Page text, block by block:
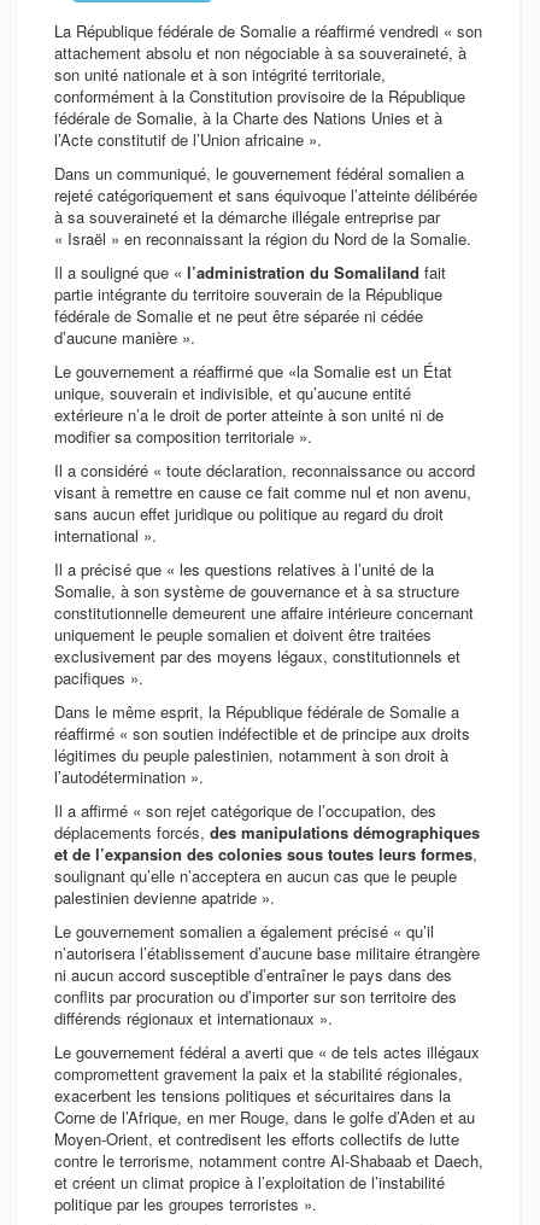
La République fédérale de Somalie a réaffirmé vendredi « son
attachement absolu et non négociable à sa souveraineté, à
son unité nationale et à son intégrité territoriale,
conformément à la Constitution provisoire de la République
fédérale de Somalie, à la Charte des Nations Unies et à
l’Acte constitutif de l’Union africaine ».
Dans un communiqué, le gouvernement fédéral somalien a
rejeté catégoriquement et sans équivoque l’atteinte délibérée
à sa souveraineté et la démarche illégale entreprise par
« Israël » en reconnaissant la région du Nord de la Somalie.
Il a souligné que « l’administration du Somaliland fait
partie intégrante du territoire souverain de la République
fédérale de Somalie et ne peut être séparée ni cédée
d’aucune manière ».
Le gouvernement a réaffirmé que «la Somalie est un État
unique, souverain et indivisible, et qu’aucune entité
extérieure n’a le droit de porter atteinte à son unité ni de
modifier sa composition territoriale ».
Il a considéré « toute déclaration, reconnaissance ou accord
visant à remettre en cause ce fait comme nul et non avenu,
sans aucun effet juridique ou politique au regard du droit
international ».
Il a précisé que « les questions relatives à l’unité de la
Somalie, à son système de gouvernance et à sa structure
constitutionnelle demeurent une affaire intérieure concernant
uniquement le peuple somalien et doivent être traitées
exclusivement par des moyens légaux, constitutionnels et
pacifiques ».
Dans le même esprit, la République fédérale de Somalie a
réaffirmé « son soutien indéfectible et de principe aux droits
légitimes du peuple palestinien, notamment à son droit à
l’autodétermination ».
Il a affirmé « son rejet catégorique de l’occupation, des
déplacements forcés, des manipulations démographiques
et de l’expansion des colonies sous toutes leurs formes,
soulignant qu’elle n’acceptera en aucun cas que le peuple
palestinien devienne apatride ».
Le gouvernement somalien a également précisé « qu’il
n’autorisera l’établissement d’aucune base militaire étrangère
ni aucun accord susceptible d’entraîner le pays dans des
conflits par procuration ou d’importer sur son territoire des
différends régionaux et internationaux ».
Le gouvernement fédéral a averti que « de tels actes illégaux
compromettent gravement la paix et la stabilité régionales,
exacerbent les tensions politiques et sécuritaires dans la
Corne de l’Afrique, en mer Rouge, dans le golfe d’Aden et au
Moyen-Orient, et contredisent les efforts collectifs de lutte
contre le terrorisme, notamment contre Al-Shabaab et Daech,
et créent un climat propice à l’exploitation de l’instabilité
politique par les groupes terroristes ».